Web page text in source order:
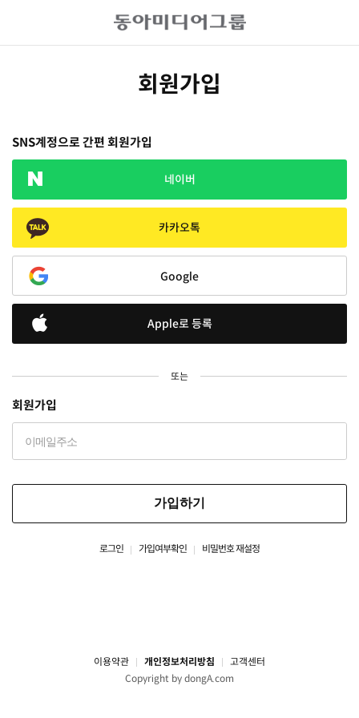
회원가입
SNS계정으로 간편 회원가입
네이버
카카오톡
Google
Apple로 등록
또는
회원가입
가입하기
로그인 가입여부확인 비밀번호 재설정
이용약관 개인정보처리방침
고객센터
Copyright by dongA.com